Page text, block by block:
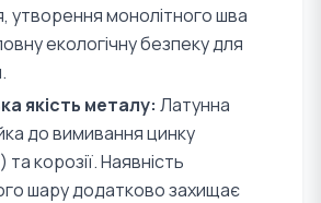
утворення монолітного шва
екологічну безпеку для
якість металу: Латунна
до вимивання цинку
та корозії. Наявність
шару додатково захищає